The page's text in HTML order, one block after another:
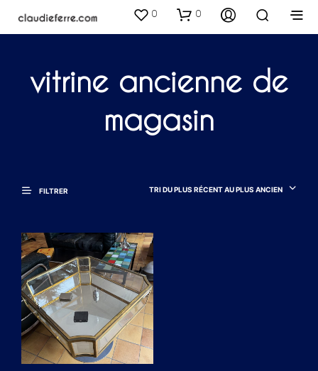
0 0
vitrine ancienne de
magasin
FILTRER TRI DU PLUS RÉCENT AU PLUS ANCIEN